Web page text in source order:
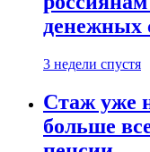
денежных
3 недели спустя
Стаж уже
больше